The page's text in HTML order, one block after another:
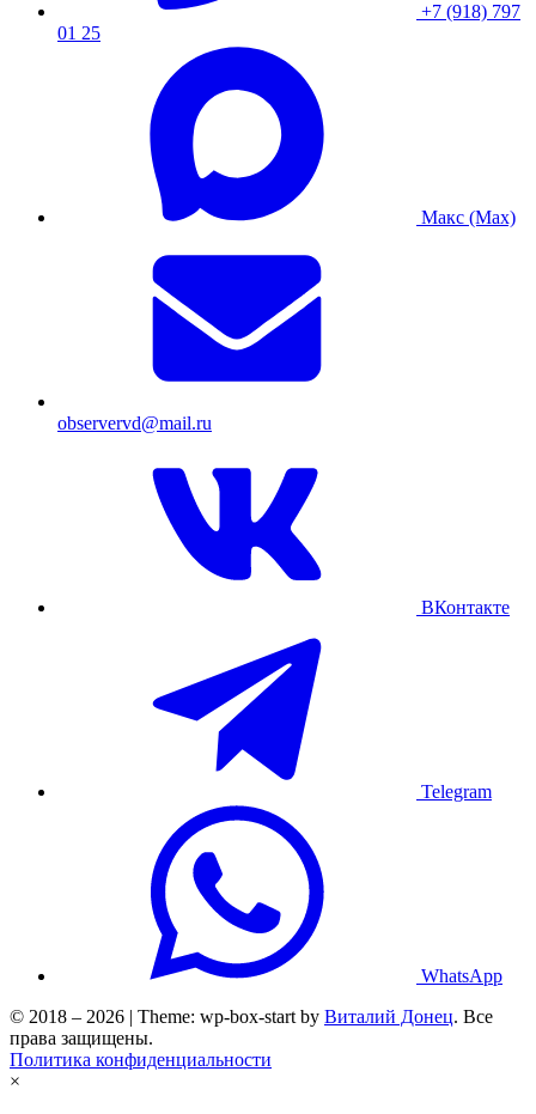
+7 (918) 797
01 25
Макс (Max)
observervd@mail.ru
ВКонтакте
Telegram
WhatsApp
© 2018 – 2026 | Theme: wp-box-start by Виталий Донец. Все
права защищены.
Политика конфиденциальности
×